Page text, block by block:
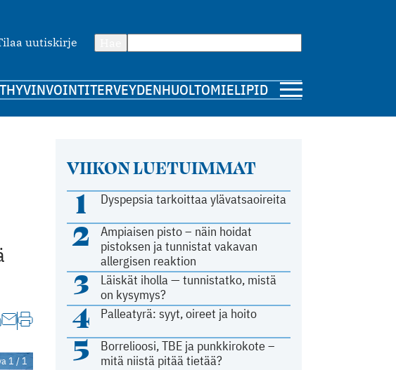
uutiskirje
HYVINVOINTITERVEYDENHUOLTOMIELIPIDE
VIIKON LUETUIMMAT
1 Dyspepsia tarkoittaa ylävatsaoireita
2
Ampiaisen pisto – näin hoidat
pistoksen ja tunnistat vakavan
allergisen reaktion
3
Läiskät iholla — tunnistatko, mistä
on kysymys?
4 Palleatyrä: syyt, oireet ja hoito
5
Borrelioosi, TBE ja punkkirokote –
mitä niistä pitää tietää?
1 / 1